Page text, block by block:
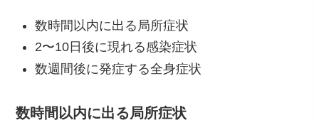
数時間以内に出る局所症状
2〜10日後に現れる感染症状
数週間後に発症する全身症状
数時間以内に出る局所症状